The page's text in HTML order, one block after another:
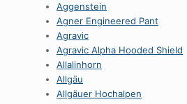
Aggenstein
Agner Engineered Pant
Agravic
Agravic Alpha Hooded Shield
Allalinhorn
Allgäu
Allgäuer Hochalpen